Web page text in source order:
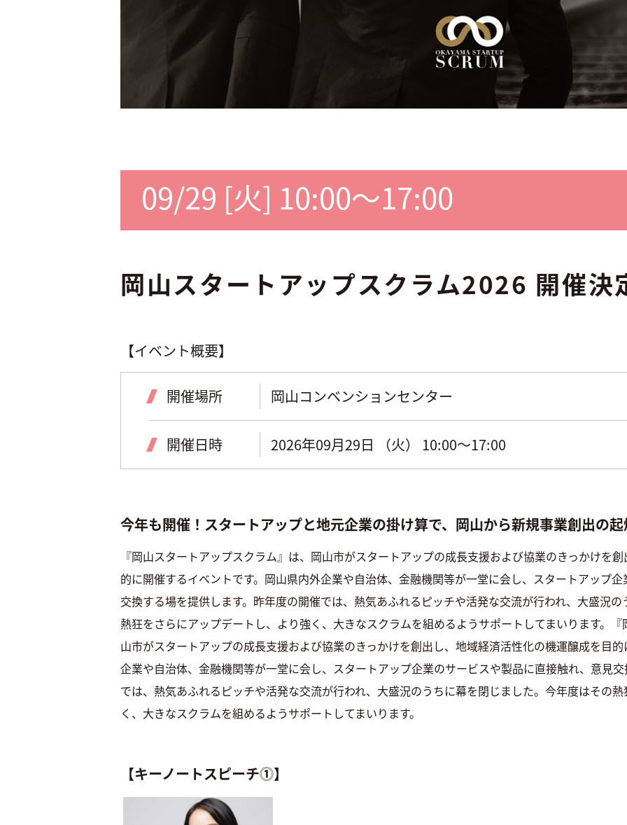
09/29 [火] 10:00～17:00
岡山スタートアップスクラム2026 開催決
【イベント概要】
開催場所 岡山コンベンションセンター
開催日時 2026年09月29日 （火） 10:00～17:00
今年も開催！スタートアップと地元企業の掛け算で、岡山から新規事業創出の
『岡山スタートアップスクラム』は、岡山市がスタートアップの成長支援および協業のきっかけを
的に開催するイベントです。岡山県内外企業や自治体、金融機関等が一堂に会し、スタートアップ
交換する場を提供します。昨年度の開催では、熱気あふれるピッチや活発な交流が行われ、大盛況
熱狂をさらにアップデートし、より強く、大きなスクラムを組めるようサポートしてまいります。
山市がスタートアップの成長支援および協業のきっかけを創出し、地域経済活性化の機運醸成を目
企業や自治体、金融機関等が一堂に会し、スタートアップ企業のサービスや製品に直接触れ、意見
では、熱気あふれるピッチや活発な交流が行われ、大盛況のうちに幕を閉じました。今年度はその
く、大きなスクラムを組めるようサポートしてまいります。
【キーノートスピーチ⓵】